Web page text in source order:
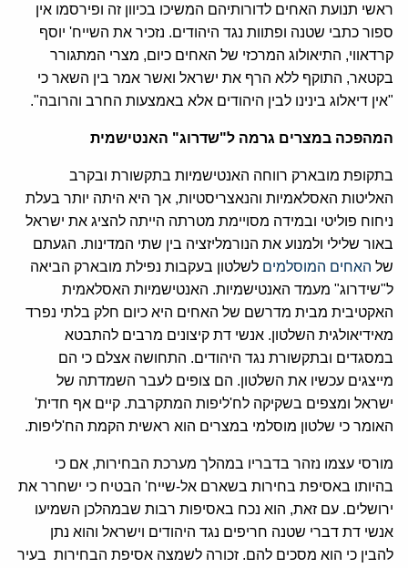
ראשי תנועת האחים לדורותיהם המשיכו בכיוון זה ופירסמו אין
ספור כתבי שטנה ופתוות נגד היהודים. נזכיר את השייח' יוסף
קרדאווי, התיאולוג המרכזי של האחים כיום, מצרי המתגורר
בקטאר, התוקף ללא הרף את ישראל ואשר אמר בין השאר כי
"אין דיאלוג בינינו לבין היהודים אלא באמצעות החרב והרובה".
המהפכה במצרים גרמה ל"שדרוג" האנטישמית
בתקופת מובארק רווחה האנטישמיות בתקשורת ובקרב
האליטות האסלאמיות והנאצריסטיות, אך היא היתה יותר בעלת
ניחוח פוליטי ובמידה מסויימת מטרתה הייתה להציג את ישראל
באור שלילי ולמנוע את הנורמליזציה בין שתי המדינות. הגעתם
של האחים המוסלמים לשלטון בעקבות נפילת מובארק הביאה
ל"שידרוג" מעמד האנטישמיות. האנטישמיות האסלאמית
האקטיבית מבית מדרשם של האחים היא כיום חלק בלתי נפרד
מאידיאולגית השלטון. אנשי דת קיצונים מרבים להתבטא
במסגדים ובתקשורת נגד היהודים. התחושה אצלם כי הם
מייצגים עכשיו את השלטון. הם צופים לעבר השמדתה של
ישראל ומצפים בשקיקה לח'ליפות המתקרבת. קיים אף חדית'
האומר כי שלטון מוסלמי במצרים הוא ראשית הקמת הח'ליפות.
מורסי עצמו נזהר בדבריו במהלך מערכת הבחירות, אם כי
בהיותו באסיפת בחירות בשארם אל-שייח' הבטיח כי ישחרר את
ירושלים. עם זאת, הוא נכח באסיפות רבות שבמהלכן השמיעו
אנשי דת דברי שטנה חריפים נגד היהודים וישראל והוא נתן
להבין כי הוא מסכים להם. זכורה לשמצה אסיפת הבחירות בעיר